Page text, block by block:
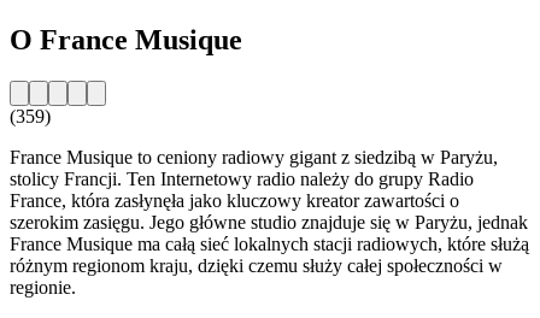
O France Musique
(359)
France Musique to ceniony radiowy gigant z siedzibą w Paryżu,
stolicy Francji. Ten Internetowy radio należy do grupy Radio
France, która zasłynęła jako kluczowy kreator zawartości o
szerokim zasięgu. Jego główne studio znajduje się w Paryżu, jednak
France Musique ma całą sieć lokalnych stacji radiowych, które służą
różnym regionom kraju, dzięki czemu służy całej społeczności w
regionie.